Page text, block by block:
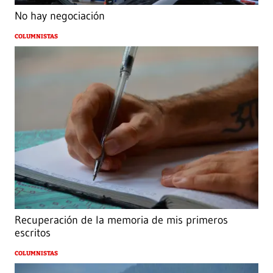
No hay negociación
COLUMNISTAS
Recuperación de la memoria de mis primeros
escritos
COLUMNISTAS